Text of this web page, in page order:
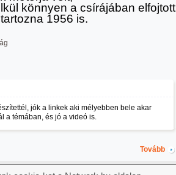
könnyen a csírájában elfojtott
1956 is.
jók a linkek aki mélyebben bele akar
a témában, és jó a videó is.
Tovább